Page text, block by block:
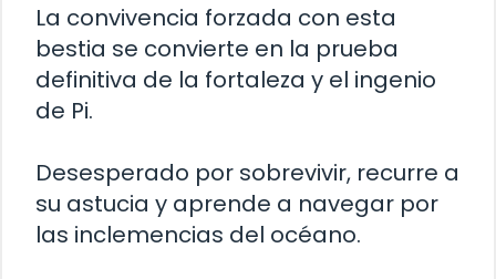
La convivencia forzada con esta
bestia se convierte en la prueba
definitiva de la fortaleza y el ingenio
de Pi.
Desesperado por sobrevivir, recurre a
su astucia y aprende a navegar por
las inclemencias del océano.